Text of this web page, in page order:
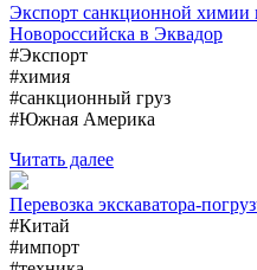
Экспорт санкционной химии
Новороссийска в Эквадор
#Экспорт
#химия
#санкционный груз
#Южная Америка
Читать далее
Перевозка экскаватора-
#Китай
#импорт